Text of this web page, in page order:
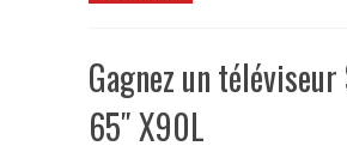
Gagnez un téléviseur
65″ X90L